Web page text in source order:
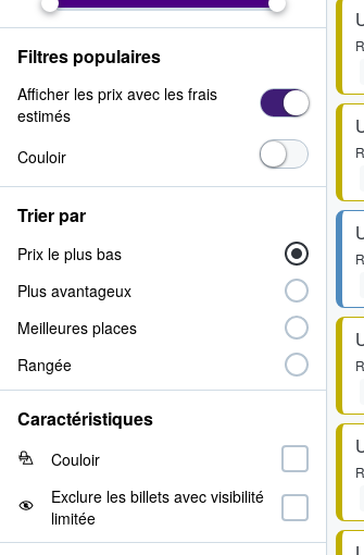
Filtres populaires
Afficher les prix avec les frais
estimés
Couloir
Trier par
Prix le plus bas
Plus avantageux
Meilleures places
Rangée
Caractéristiques
Couloir
Exclure les billets avec visibilité
limitée